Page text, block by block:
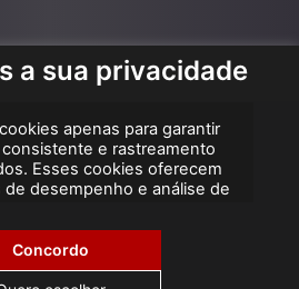
a sua privacidade
apenas para garantir
e rastreamento
Esses cookies oferecem
desempenho e análise de
utilizamos cookies para
e nenhum dado
ou compartilhado com
Concordo